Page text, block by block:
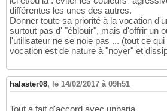
différentes les unes des autres.
Donner toute sa priorité à la vocation
surtout pas d' "éblouir", mais d'offrir un
l'utilisateur ne se noie pas ... (tout ce
vocation est de nature à "noyer" et
halaster08, le 14/02/2017 à 09h51